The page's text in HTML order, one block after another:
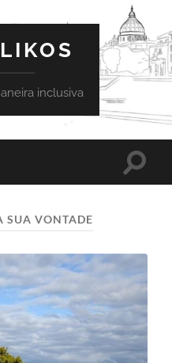
inclusiva
Toggle
SUA VONTADE